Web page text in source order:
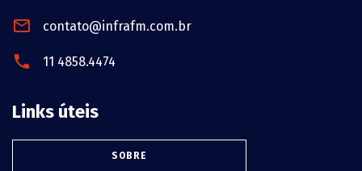
contato@infrafm.com.br
11 4858.4474
Links úteis
SOBRE